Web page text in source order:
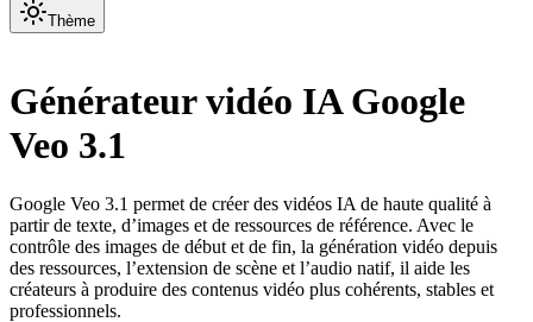
Thème
Générateur vidéo IA Google
Veo 3.1
Google Veo 3.1 permet de créer des vidéos IA de haute qualité à
partir de texte, d’images et de ressources de référence. Avec le
contrôle des images de début et de fin, la génération vidéo depuis
des ressources, l’extension de scène et l’audio natif, il aide les
créateurs à produire des contenus vidéo plus cohérents, stables et
professionnels.